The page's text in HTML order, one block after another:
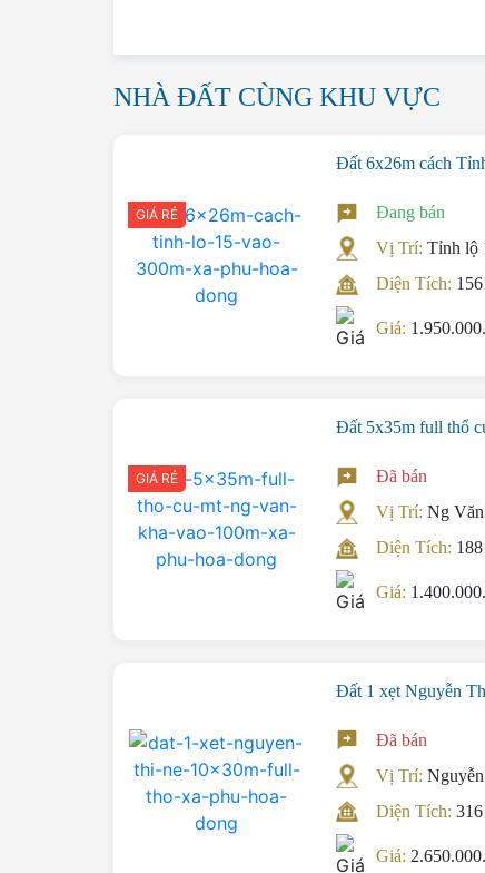
NHÀ ĐẤT CÙNG KHU VỰC
GIÁ RẺ
Đất 6x26m cách
Đang bán
Vị Trí:Tỉnh lộ
Diện Tích:
Giá:
GIÁ RẺ
Đất 5x35m full thổ
Đã bán
Vị Trí:Ng
Diện Tích:
Giá:
Đất 1 xẹt Nguyễn
Đã bán
Vị Trí:
Diện Tích:
Giá: